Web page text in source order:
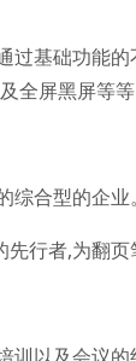
过基础功能
全屏黑屏等等
合型的企业。
行者,为翻页